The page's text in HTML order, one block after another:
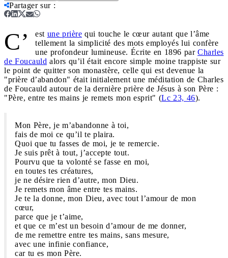
Partager sur:
C’ est une prière qui touche le cœur autant que l’âme
tellement la simplicité des mots employés lui confère
une profondeur lumineuse. Écrite en 1896 par Charles
de Foucauld alors qu’il était encore simple moine trappiste sur
le point de quitter son monastère, celle qui est devenue la
"prière d’abandon" était initialement une méditation de Charles
de Foucauld autour de la dernière prière de Jésus à son Père :
"Père, entre tes mains je remets mon esprit" (Lc 23, 46).
Mon Père, je m’abandonne à toi,
fais de moi ce qu’il te plaira.
Quoi que tu fasses de moi, je te remercie.
Je suis prêt à tout, j’accepte tout.
Pourvu que ta volonté se fasse en moi,
en toutes tes créatures,
je ne désire rien d’autre, mon Dieu.
Je remets mon âme entre tes mains.
Je te la donne, mon Dieu, avec tout l’amour de mon
cœur,
parce que je t’aime,
et que ce m’est un besoin d’amour de me donner,
de me remettre entre tes mains, sans mesure,
avec une infinie confiance,
car tu es mon Père.